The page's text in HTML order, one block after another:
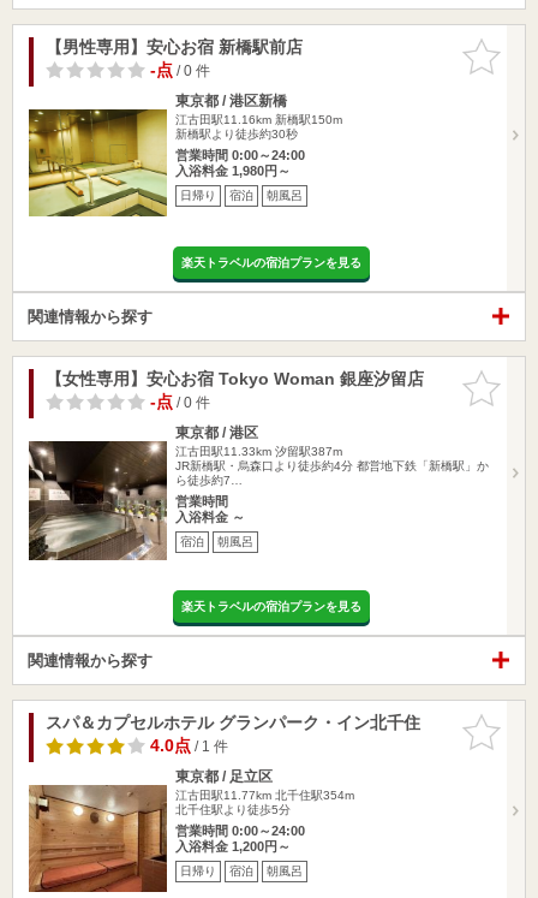
お気に入
りに追加
【男性専用】安心お宿 新橋駅前店
-点/ 0 件
東京都 / 港区新橋
江古田駅11.16km 新橋駅150m
新橋駅より徒歩約30秒
営業時間 0:00～24:00
入浴料金 1,980円～
日帰り 宿泊 朝風呂
楽天トラベルの宿泊プランを見る
関連情報から探す
お気に入
りに追加
【女性専用】安心お宿 Tokyo Woman 銀座汐留店
-点/ 0 件
東京都 / 港区
江古田駅11.33km 汐留駅387m
JR新橋駅・烏森口より徒歩約4分 都営地下鉄「新橋駅」か
ら徒歩約7…
営業時間
入浴料金 ～
宿泊 朝風呂
楽天トラベルの宿泊プランを見る
関連情報から探す
お気に入
りに追加
スパ＆カプセルホテル グランパーク・イン北千住
4.0点/ 1 件
東京都 / 足立区
江古田駅11.77km 北千住駅354m
北千住駅より徒歩5分
営業時間 0:00～24:00
入浴料金 1,200円～
日帰り 宿泊 朝風呂